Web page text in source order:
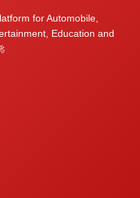
for Automobile,
Education and